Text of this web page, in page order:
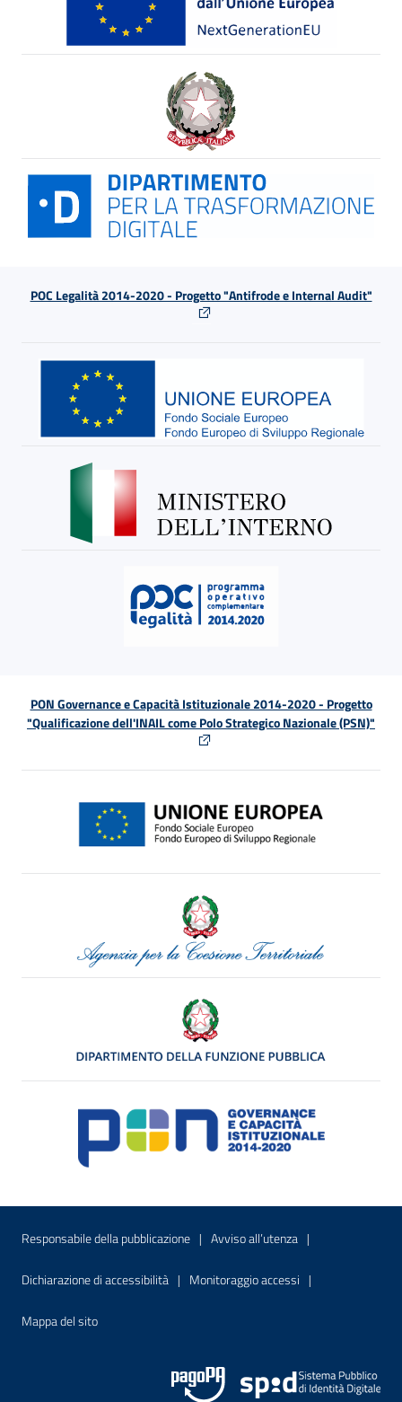
POC Legalità 2014-2020 - Progetto "Antifrode e Internal Audit"
PON Governance e Capacità Istituzionale 2014-2020 - Progetto
"Qualificazione dell'INAIL come Polo Strategico Nazionale (PSN)"
Menu di servizio
Responsabile della pubblicazione Sito interno - Apre in una nuova
Avviso all’utenza Sito interno -
Dichiarazione di accessibilità Sito interno - Apre in una nuova finestra
Monitoraggio accessi Sito interno -
Mappa del sitoSito interno - Apre nella stessa finestra